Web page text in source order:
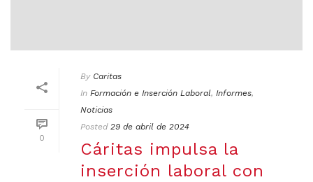
0
By Caritas
In Formación e Inserción Laboral, Informes,
Noticias
Posted 29 de abril de 2024
Cáritas impulsa la
inserción laboral con